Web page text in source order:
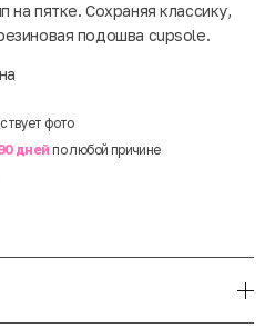
пятке. Сохраняя классику,
подошва cupsole.
фото
дней по любой причине